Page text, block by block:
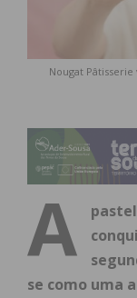
Nougat
A
se como uma